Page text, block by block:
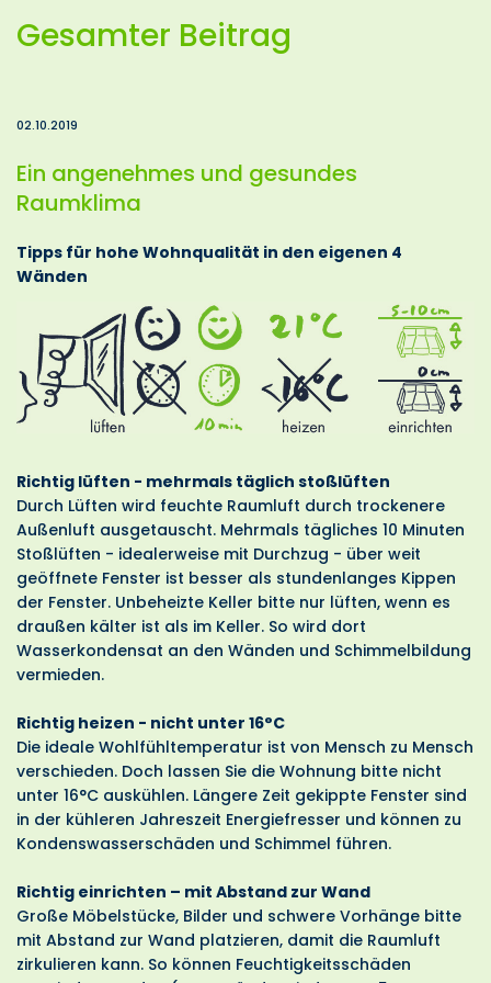
Gesamter Beitrag
02.10.2019
Ein angenehmes und gesundes
Raumklima
Tipps für hohe Wohnqualität in den eigenen 4
Wänden
Richtig lüften - mehrmals täglich stoßlüften
Durch Lüften wird feuchte Raumluft durch trockenere
Außenluft ausgetauscht. Mehrmals tägliches 10 Minuten
Stoßlüften - idealerweise mit Durchzug - über weit
geöffnete Fenster ist besser als stundenlanges Kippen
der Fenster. Unbeheizte Keller bitte nur lüften, wenn es
draußen kälter ist als im Keller. So wird dort
Wasserkondensat an den Wänden und Schimmelbildung
vermieden.
Richtig heizen - nicht unter 16°C
Die ideale Wohlfühltemperatur ist von Mensch zu Mensch
verschieden. Doch lassen Sie die Wohnung bitte nicht
unter 16°C auskühlen. Längere Zeit gekippte Fenster sind
in der kühleren Jahreszeit Energiefresser und können zu
Kondenswasserschäden und Schimmel führen.
Richtig einrichten – mit Abstand zur Wand
Große Möbelstücke, Bilder und schwere Vorhänge bitte
mit Abstand zur Wand platzieren, damit die Raumluft
zirkulieren kann. So können Feuchtigkeitsschäden